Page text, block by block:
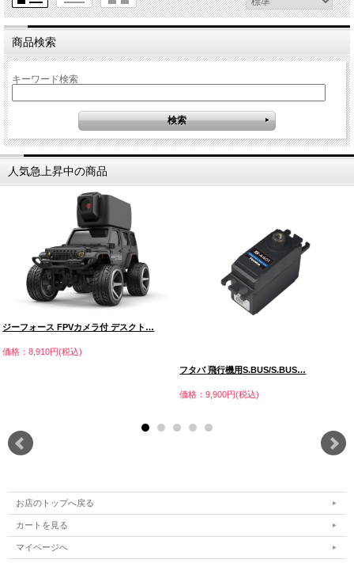
商品検索
キーワード検索
人気急上昇中の商品
ジーフォース FPVカメラ付 デスクト…
価格：8,910円(税込)
フタバ 飛行機用S.BUS/S.BUS…
価格：9,900円(税込)
お店のトップへ戻る
カートを見る
マイページへ